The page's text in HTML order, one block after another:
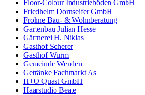
Floor-Colour Industrieböden GmbH
Friedhelm Dornseifer GmbH
Frohne Bau- & Wohnberatung
Gartenbau Julian Hesse
Gärtnerei H. Niklas
Gasthof Scherer
Gasthof Wurm
Gemeinde Wenden
Getränke Fachmarkt As
H+O Quast GmbH
Haarstudio Beate